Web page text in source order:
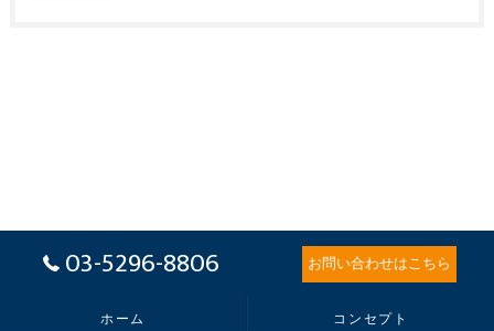
03-5296-8806 お問い合わせはこちら
ホーム コンセプト